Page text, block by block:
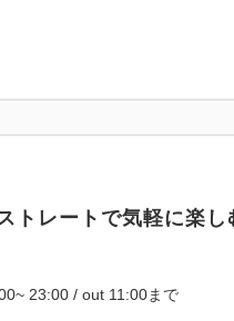
トレートで気軽に楽し
23:00 / out 11:00まで